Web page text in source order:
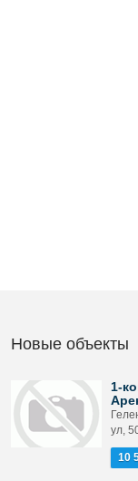
Новые объекты
1-
ул,
10